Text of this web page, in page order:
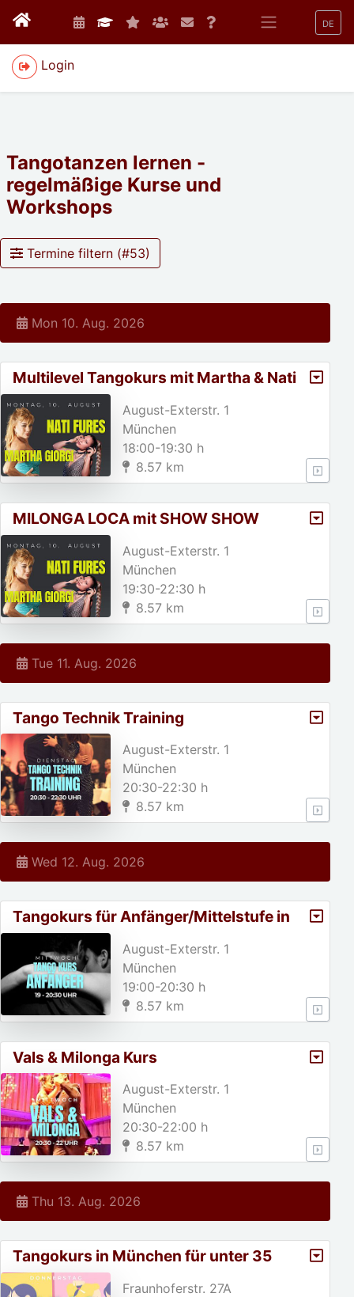
DE
Login
Tangotanzen lernen -
regelmäßige Kurse und
Workshops
Termine filtern (#53)
Mon 10. Aug. 2026
Multilevel Tangokurs mit Martha & Nati
Fures
August-Exterstr. 1
München
18:00-19:30 h
8.57 km
MILONGA LOCA mit SHOW SHOW
SHOW
August-Exterstr. 1
München
19:30-22:30 h
8.57 km
Tue 11. Aug. 2026
Tango Technik Training
August-Exterstr. 1
München
20:30-22:30 h
8.57 km
Wed 12. Aug. 2026
Tangokurs für Anfänger/Mittelstufe in
München
August-Exterstr. 1
München
19:00-20:30 h
8.57 km
Vals & Milonga Kurs
August-Exterstr. 1
München
20:30-22:00 h
8.57 km
Thu 13. Aug. 2026
Tangokurs in München für unter 35
jährige!
Fraunhoferstr. 27A